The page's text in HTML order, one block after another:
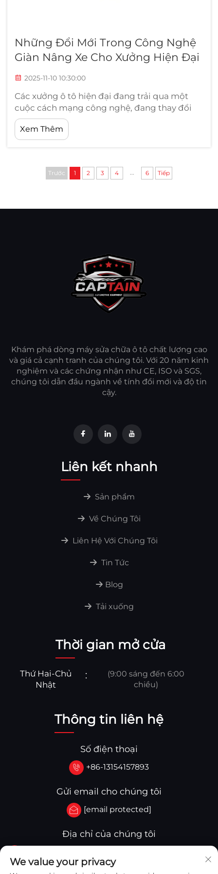
Những Đổi Mới Trong Công Nghệ
Giàn Nâng Xe Cho Xưởng Hiện Đại
2025-11-10 10:30:00
Các xưởng ô tô hiện đại đang trải qua một
cuộc cách mạng công nghệ, đang thay đổi
cách các kỹ thuật viên tiếp cận việc bảo
dưỡng và sửa chữa xe. Sự phát triển của hệ
thống nâng thủy lực cho ô tô đã trở thành
mang lại những tiện ích chưa từng có...
Xem Thêm
Trước 1 2 3 4 6 Tiếp
Khám phá dòng máy sửa chữa ô tô chất lượng cao
và giá cả cạnh tranh của chúng tôi. Với 20 năm kinh
nghiệm và các chứng nhận như CE, ISO và SGS,
chúng tôi dẫn đầu ngành về tính đổi mới và độ tin
cậy.
Liên kết nhanh
Sản phẩm
Về Chúng Tôi
Liên Hệ Với Chúng Tôi
Tin Tức
Blog
Tải xuống
Thời gian mở cửa
Thứ Hai-Chủ
Nhật
(9:00 sáng đến 6:00
chiều)
Thông tin liên hệ
Số điện thoại
+86-13154157893
Gửi email cho chúng tôi
[email protected]
Địa chỉ của chúng tôi
Thanh Hoa,Yingkou Zone Yingkou,Trung Quốc
We value your privacy